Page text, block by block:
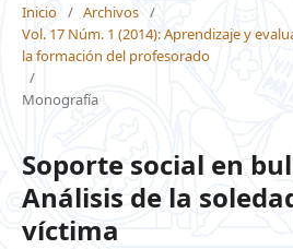
Inicio / Archivos /
Vol. 17 Núm. 1 (2014): Aprendizaje y
la formación del profesorado
/
Monografía
Soporte social en
Análisis de la
víctima